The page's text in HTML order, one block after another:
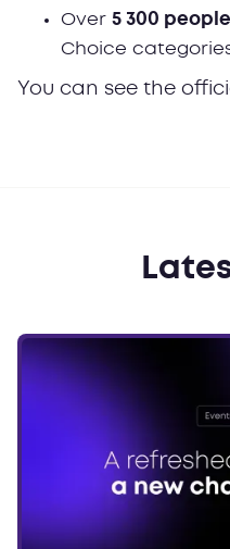
Over 5 300 people
Choice
You can see the